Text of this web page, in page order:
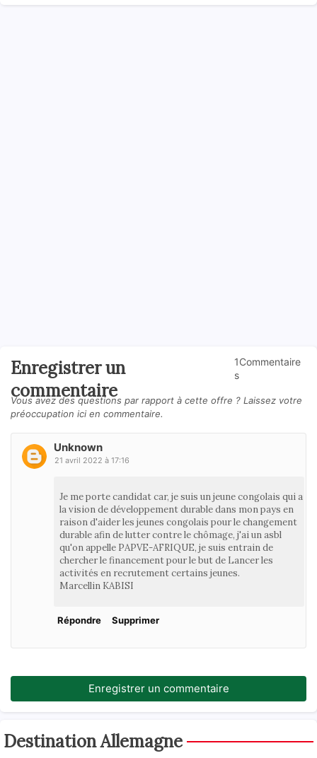
Enregistrer un
commentaire
1Commentaire
s
Vous avez des questions par rapport à cette offre ? Laissez votre
préoccupation ici en commentaire.
Unknown
21 avril 2022 à 17:16
Je me porte candidat car, je suis un jeune congolais qui a
la vision de développement durable dans mon pays en
raison d'aider les jeunes congolais pour le changement
durable afin de lutter contre le chômage, j'ai un asbl
qu'on appelle PAPVE-AFRIQUE, je suis entrain de
chercher le financement pour le but de Lancer les
activités en recrutement certains jeunes.
Marcellin KABISI
Répondre Supprimer
Enregistrer un commentaire
Destination Allemagne